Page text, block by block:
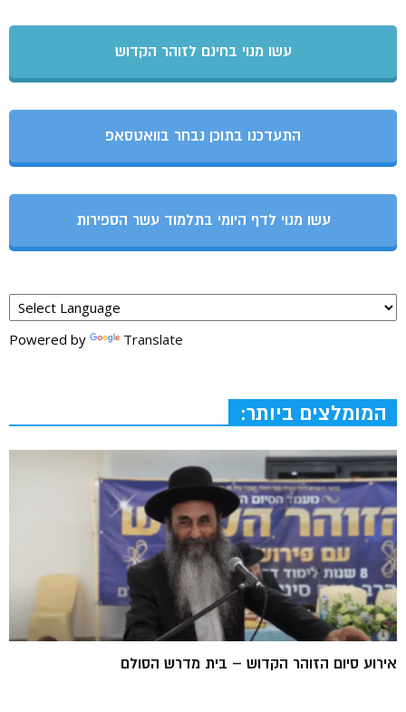
עשו מנוי בחינם לזוהר הקדוש
התעדכנו בתוכן נבחר בוואטסאפ
עשו מנוי לדף היומי בתלמוד עשר הספירות
Powered by Translate
המומלצים ביותר:
אירוע סיום הזוהר הקדוש – בית מדרש הסולם